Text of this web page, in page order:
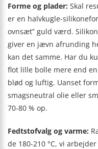
Forme og plader: Skal
er en halvkugle-
ovnsæt” guld værd.
giver en jævn afrunding
kan det samme. Har du
flot lille bolle mere end
blød og luftig. Uanset
smagsneutral olie eller
70-80 % op.
Fedtstofvalg og varme:
de 180-210 °C, vi